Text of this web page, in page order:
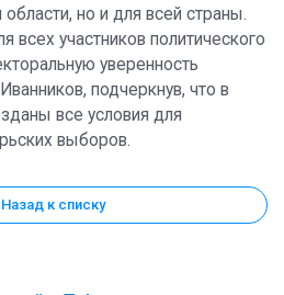
но и для всей страны.
всех участников политического
уверенность
подчеркнув, что в
все условия для
выборов.
Назад к списку